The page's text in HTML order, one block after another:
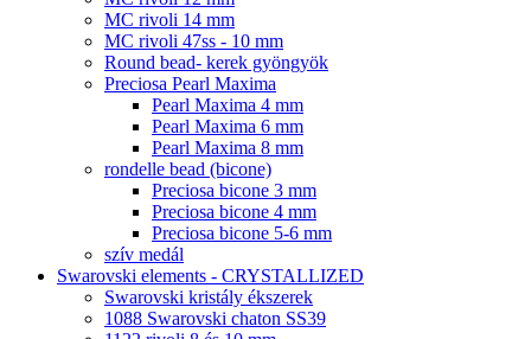
MC rivoli 14 mm
MC rivoli 47ss - 10 mm
Round bead- kerek gyöngyök
Preciosa Pearl Maxima
Pearl Maxima 4 mm
Pearl Maxima 6 mm
Pearl Maxima 8 mm
rondelle bead (bicone)
Preciosa bicone 3 mm
Preciosa bicone 4 mm
Preciosa bicone 5-6 mm
szív medál
Swarovski elements - CRYSTALLIZED
Swarovski kristály ékszerek
1088 Swarovski chaton SS39